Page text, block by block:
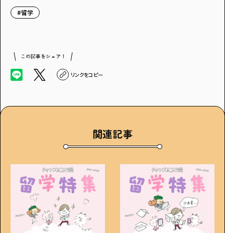
#留学
この記事をシェア！
リンクをコピー
関連記事